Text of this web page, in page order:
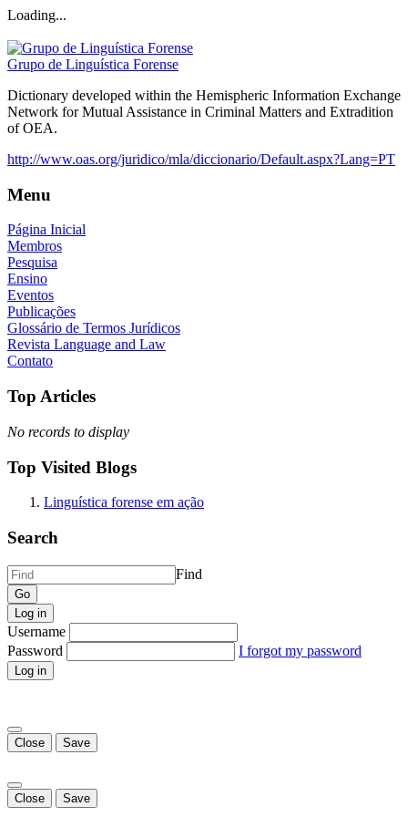
Loading...
Grupo de Linguística Forense
Dictionary developed within the Hemispheric Information Exchange
Network for Mutual Assistance in Criminal Matters and Extradition
of OEA.
http://www.oas.org/juridico/mla/diccionario/Default.aspx?Lang=PT
Menu
Página Inicial
Membros
Pesquisa
Ensino
Eventos
Publicações
Glossário de Termos Jurídicos
Revista Language and Law
Contato
Top Articles
No records to display
Top Visited Blogs
Linguística forense em ação
Search
Find
Log in
Username
Password
I forgot my password
Log in
Close Save
Close Save